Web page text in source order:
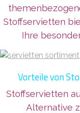
Stoffservietten
Ihre
Vorteile von
Stoffservietten
Alternative